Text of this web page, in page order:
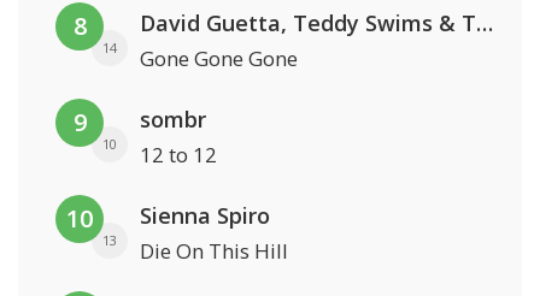
8
14
David Guetta, Teddy Swims & Tones And I
Gone Gone Gone
9
10
sombr
12 to 12
10
13
Sienna Spiro
Die On This Hill